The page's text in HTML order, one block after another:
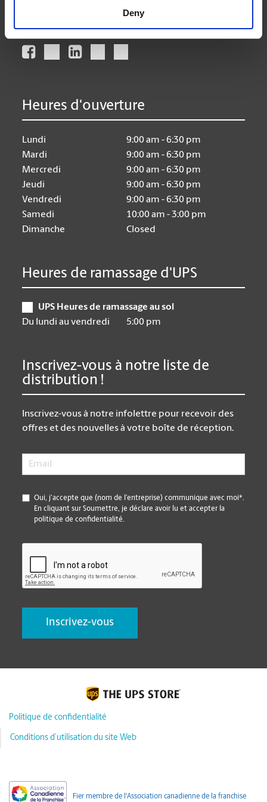
Deny
Heures d'ouverture
Lundi
9:00 am - 6:30 pm
Mardi
9:00 am - 6:30 pm
Mercredi
9:00 am - 6:30 pm
Jeudi
9:00 am - 6:30 pm
Vendredi
9:00 am - 6:30 pm
Samedi
10:00 am - 3:00 pm
Dimanche
Closed
Heures de ramassage d'UPS
UPS Heures de ramassage au sol
Du lundi au vendredi
5:00 pm
Inscrivez-vous à notre liste de
distribution !
Inscrivez-vous à notre infolettre pour recevoir des
offres et des nouvelles à votre boîte de réception.
Email
*
Oui, j’accepte que (nom de l’entreprise) communique avec moi*.
En cliquant sur Soumettre, je déclare avoir lu et accepter la
politique de confidentialité.
Politique de confidentialité
Conditions d’utilisation du site Web
Fier membre de l'Association canadienne de la franchise